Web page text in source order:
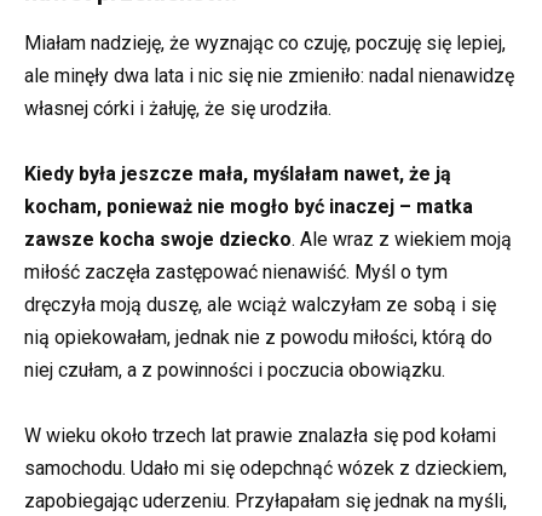
Miałam nadzieję, że wyznając co czuję, poczuję się lepiej,
ale minęły dwa lata i nic się nie zmieniło: nadal nienawidzę
własnej córki i żałuję, że się urodziła.
Kiedy była jeszcze mała, myślałam nawet, że ją
kocham, ponieważ nie mogło być inaczej – matka
zawsze kocha swoje dziecko. Ale wraz z wiekiem moją
miłość zaczęła zastępować nienawiść. Myśl o tym
dręczyła moją duszę, ale wciąż walczyłam ze sobą i się
nią opiekowałam, jednak nie z powodu miłości, którą do
niej czułam, a z powinności i poczucia obowiązku.
W wieku około trzech lat prawie znalazła się pod kołami
samochodu. Udało mi się odepchnąć wózek z dzieckiem,
zapobiegając uderzeniu. Przyłapałam się jednak na myśli,